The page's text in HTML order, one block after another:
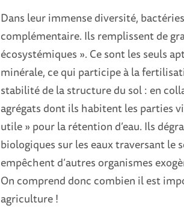
Dans leur immense diversité,
complémentaire. Ils remplissent de
écosystémiques ». Ce sont les seuls
minérale, ce qui participe à la
stabilité de la structure du sol : en
agrégats dont ils habitent les parties
utile » pour la rétention d’eau. Ils
biologiques sur les eaux traversant le
empêchent d’autres organismes
On comprend donc combien il est
agriculture !